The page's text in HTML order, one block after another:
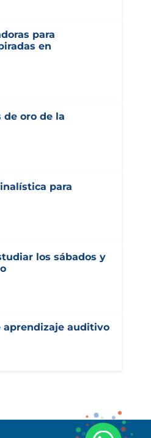
para
en
de oro de la
para
los sábados y
aprendizaje auditivo